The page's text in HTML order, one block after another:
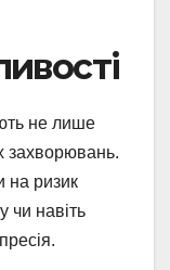
не лише
захворювань.
на ризик
чи навіть